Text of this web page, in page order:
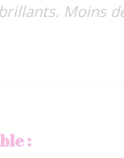
Moins
: